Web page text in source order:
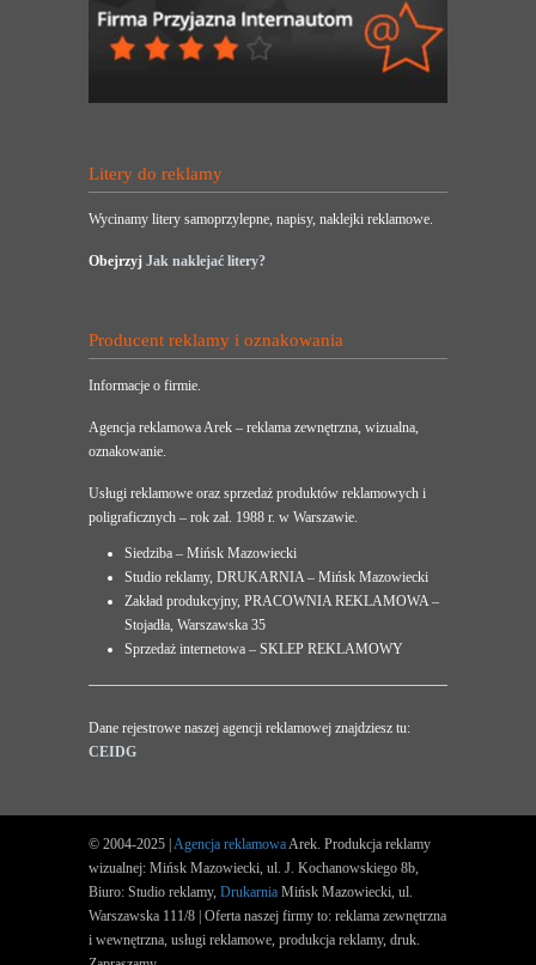
Litery do reklamy
Wycinamy litery samoprzylepne, napisy, naklejki reklamowe.
Obejrzyj Jak naklejać litery?
Producent reklamy i oznakowania
Informacje o firmie.
Agencja reklamowa Arek – reklama zewnętrzna, wizualna,
oznakowanie.
Usługi reklamowe oraz sprzedaż produktów reklamowych i
poligraficznych – rok zał. 1988 r. w Warszawie.
Siedziba – Mińsk Mazowiecki
Studio reklamy, DRUKARNIA – Mińsk Mazowiecki
Zakład produkcyjny, PRACOWNIA REKLAMOWA –
Stojadła, Warszawska 35
Sprzedaż internetowa – SKLEP REKLAMOWY
Dane rejestrowe naszej agencji reklamowej znajdziesz tu:
CEIDG
© 2004-2025 | Agencja reklamowaArek. Produkcja reklamy
wizualnej: Mińsk Mazowiecki, ul. J. Kochanowskiego 8b,
Biuro: Studio reklamy, Drukarnia Mińsk Mazowiecki, ul.
Warszawska 111/8 | Oferta naszej firmy to: reklama zewnętrzna
i wewnętrzna, usługi reklamowe, produkcja reklamy, druk.